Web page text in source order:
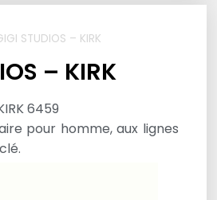
STUDIOS – KIRK
– KIRK
6459
pour homme, aux lignes